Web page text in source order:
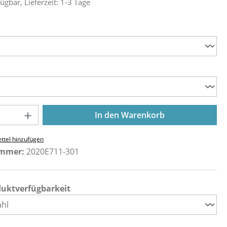
Anzahl: Gib den gewünschten Wert
In den Warenkorb
hinzufügen
2020E711-301